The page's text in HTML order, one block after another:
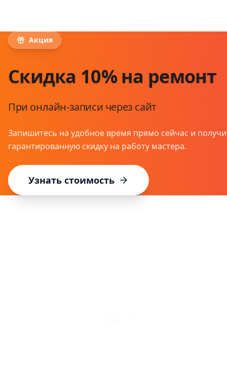
Акция
Скидка 10% на ремонт
При онлайн-записи через сайт
Запишитесь на удобное время прямо сейчас и
гарантированную скидку на работу мастера.
Узнать стоимость